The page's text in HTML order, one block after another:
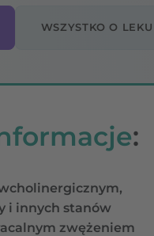
WSZYSTKO O
:
i innych stanów
zwężeniem